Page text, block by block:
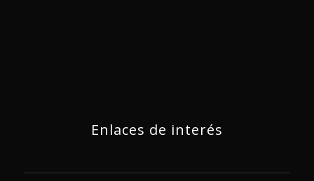
Enlaces de interés